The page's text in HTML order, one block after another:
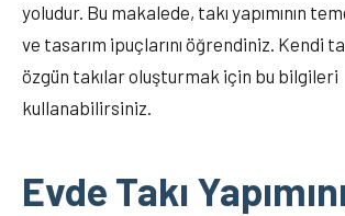
yoludur. Bu makalede, takı yapımının
ve tasarım ipuçlarını öğrendiniz. Kendi
özgün takılar oluşturmak için bu bilgileri
kullanabilirsiniz.
Evde Takı